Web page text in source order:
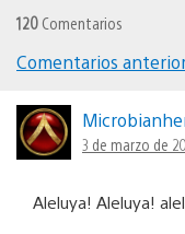
120 Comentarios
de
comentarios
Comentarios
3 de marzo de
Aleluya! Aleluya!